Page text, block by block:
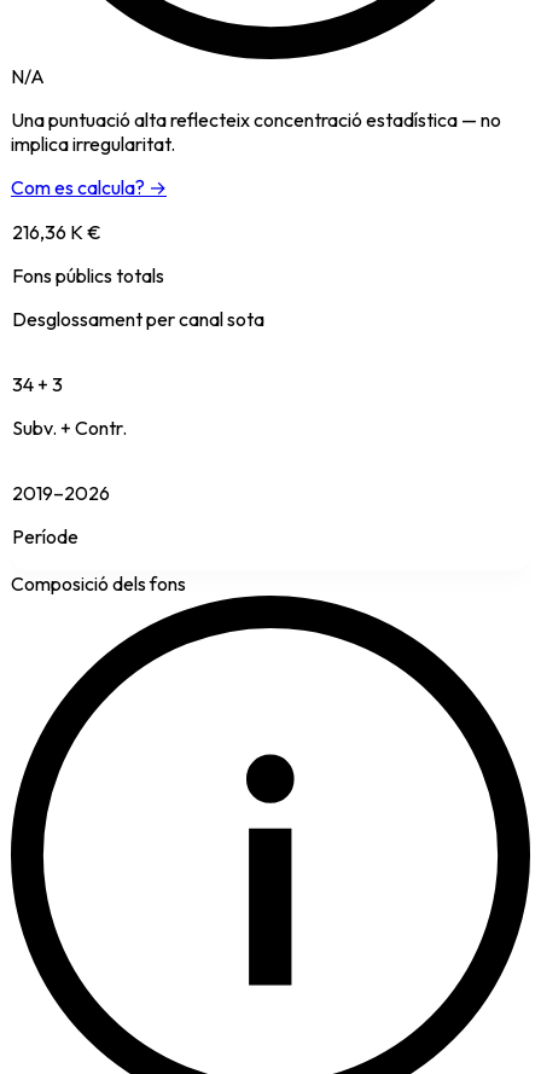
N/A
Una puntuació alta reflecteix concentració estadística — no
implica irregularitat.
Com es calcula? →
216,36 K €
Fons públics totals
Desglossament per canal sota
34 + 3
Subv. + Contr.
2019–2026
Període
Composició dels fons
i